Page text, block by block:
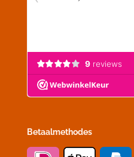
Betaalmethodes